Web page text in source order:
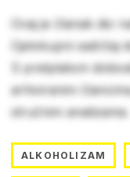
Ovaj je članak dio
Cjelokupni sadržaj
S pretplatom
arhiviranim
stručnim analizama.
ALKOHOLIZAM